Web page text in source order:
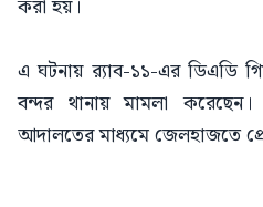
করা হয়।
এ ঘটনায় র‍্যাব-১১-এর ডিএডি
বন্দর থানায় মামলা
আদালতের মাধ্যমে জেলহাজতে